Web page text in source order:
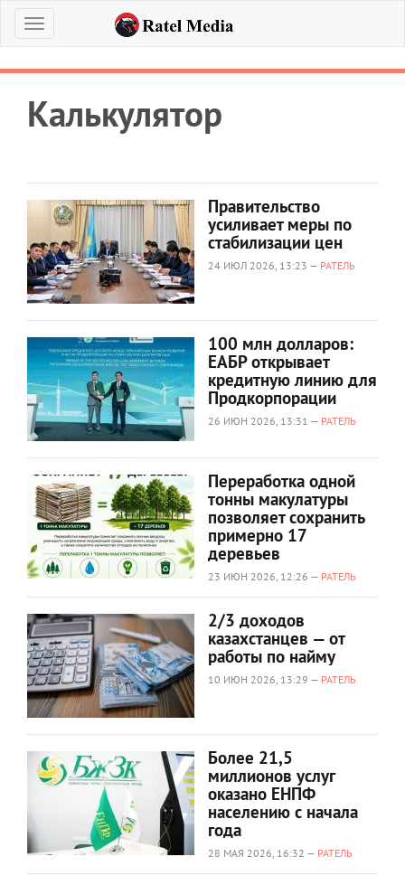
Меню
Калькулятор
Правительство
усиливает меры по
стабилизации цен
24 ИЮЛ 2026, 13:23 — РАТЕЛЬ
100 млн долларов:
ЕАБР открывает
кредитную линию для
Продкорпорации
26 ИЮН 2026, 13:31 — РАТЕЛЬ
Переработка одной
тонны макулатуры
позволяет сохранить
примерно 17
деревьев
23 ИЮН 2026, 12:26 — РАТЕЛЬ
2/3 доходов
казахстанцев — от
работы по найму
10 ИЮН 2026, 13:29 — РАТЕЛЬ
Более 21,5
миллионов услуг
оказано ЕНПФ
населению с начала
года
28 МАЯ 2026, 16:32 — РАТЕЛЬ